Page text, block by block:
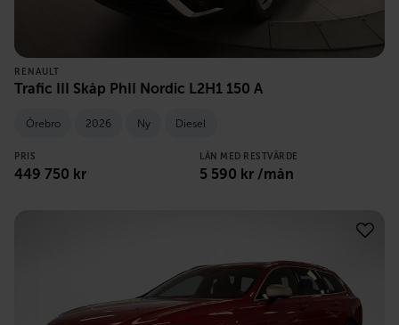
RENAULT
Trafic III Skåp PhII Nordic L2H1 150 A
Örebro 2026 Ny Diesel
PRIS
449 750 kr
LÅN MED RESTVÄRDE
5 590 kr /mån